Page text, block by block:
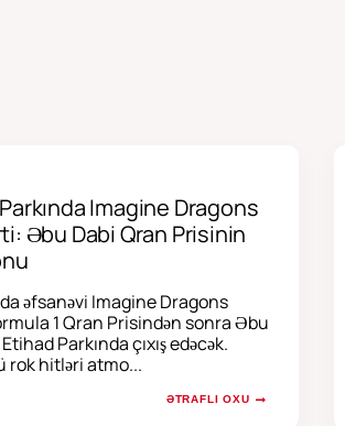
Imagine Dragons
Əbu Dabi Qran Prisinin
əfsanəvi Imagine Dragons
1 Qran Prisindən sonra Əbu
Parkında çıxış edəcək.
rok hitləri atmo...
ƏTRAFLI OXU